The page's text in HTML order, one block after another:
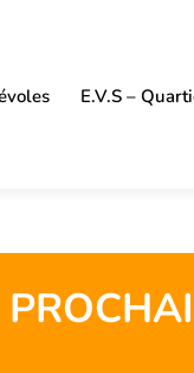
E.V.S –